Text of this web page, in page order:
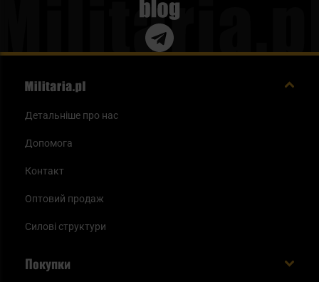
Blog
Детальніше про нас
Допомога
Контакт
Оптовий продаж
Силові структури
Покупки